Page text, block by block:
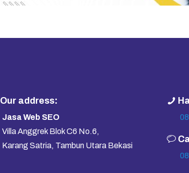
Our address:
Jasa Web SEO
Villa Anggrek Blok C6 No.6,
Karang Satria, Tambun Utara Bekasi